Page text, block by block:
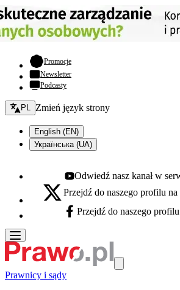
Promocje- otwiera się w nowej karcie
Newsletter
Podcasty
Zmień język - bieżący:
PL Zmień język strony
English (EN)
Українська (UA)
Youtube - otwiera się w nowej karcie
Odwiedź nasz kanał w
X - otwiera się w nowej karcie
Przejdź do naszego profilu
Facebook - otwiera się w nowej karcie
Przejdź do naszego
Prawnicy i sądy